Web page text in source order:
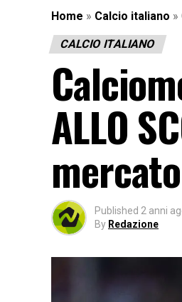
Home » Calcio italiano »
CALCIO ITALIANO
ALLO
mercato
Published 2 anni
By Redazione